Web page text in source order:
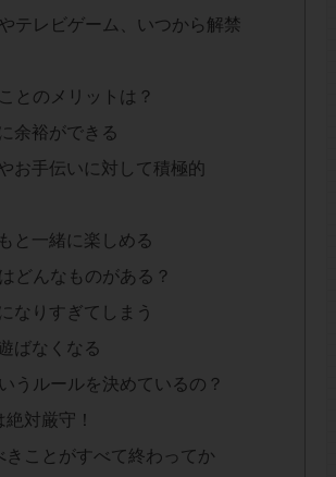
テレビゲーム、いつから解禁
とのメリットは？
余裕ができる
お手伝いに対して積極的
と一緒に楽しめる
どんなものがある？
なりすぎてしまう
ばなくなる
うルールを決めているの？
絶対厳守！
きことがすべて終わってか